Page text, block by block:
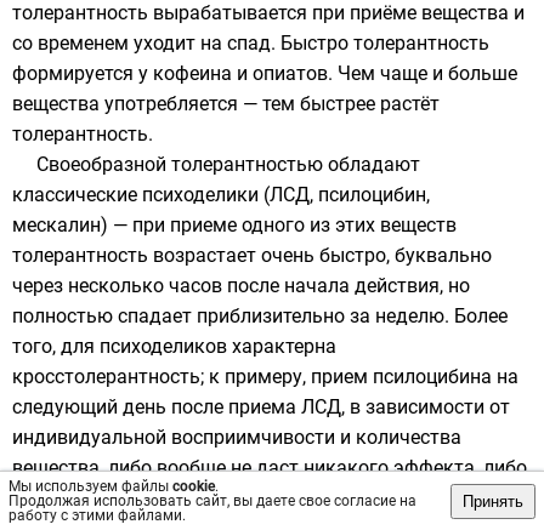
Мы используем файлы cookie.
Продолжая использовать сайт, вы даете свое согласие на
работу с этими файлами.
Принять
толерантность вырабатывается при приёме вещества и
со временем уходит на спад. Быстро толерантность
формируется у кофеина и опиатов. Чем чаще и больше
вещества употребляется — тем быстрее растёт
толерантность.
Своеобразной толерантностью обладают
классические психоделики (ЛСД, псилоцибин,
мескалин) — при приеме одного из этих веществ
толерантность возрастает очень быстро, буквально
через несколько часов после начала действия, но
полностью спадает приблизительно за неделю. Более
того, для психоделиков характерна
кросстолерантность; к примеру, прием псилоцибина на
следующий день после приема ЛСД, в зависимости от
индивидуальной восприимчивости и количества
вещества, либо вообще не даст никакого эффекта, либо
эффект будет значительно снижен и непродолжителен.